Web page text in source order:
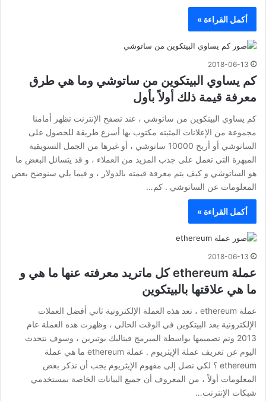
أكمل القراءة »
2018-06-13
كم يساوي البيتكوين من ساتوشي وما هي طرق
معرفة قيمة ذلك أولاً بأول
كم يساوي البيتكوين من ساتوشي ، عند تصفح الإنترنت تظهر أمامنا
مجموعة من الإعلانات المثبته مكتوب بها أسرع طريقة للحصول على
الساتوشي أو أربح 10000 ساتوشي ، أو غيرها من الجمل التسويقية
المبهرة التي تعمل على جذب المزيد من العملاء ، و قد يتسائل البعض ما
هو الساتوشي و كيف يتم معرفة قيمته بالدولار ، و فيما يلي سنوضح بعض
المعلومات عن الساتوشي . كم…
أكمل القراءة »
2018-06-13
عملة ethereum كل ماتريد معرفته عنها ما هي و
ما هي علاقتها بالبيتكوين
عملة ethereum ، تعد هذه العملة الإلكترونية ثاني أفضل العملات
الإلكترونية بعد البيتكوين في الوقت الحالي ، وظهرت هذه العملة عام
2013 وتم تصميمها بواسطة المبرمج فيتاليك بوتيرين ، وسوف نتحدث
اليوم عن تعريف عملة الإيثريوم . عملة ethereum ما هي عملة
ethereum ؟ لكي نصل إلى مفهوم الإيثريوم يجب أن نذكر بعض
المعلومات أولاً ، من المعروف أن جميع البيانات الخاصة بمستخدمي
شبكات الإنترنت…